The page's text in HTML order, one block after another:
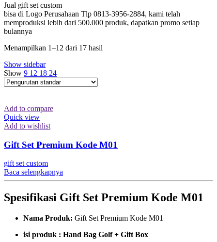
Jual gift set custom
bisa di Logo Perusahaan Tlp 0813-3956-2884, kami telah
memproduksi lebih dari 500.000 produk, dapatkan promo setiap
bulannya
Menampilkan 1–12 dari 17 hasil
Show sidebar
Show 9 12 18 24
Add to compare
Quick view
Add to wishlist
Gift Set Premium Kode M01
gift set custom
Baca selengkapnya
Spesifikasi Gift Set Premium Kode M01
Nama Produk: Gift Set Premium Kode M01
isi produk : Hand Bag Golf + Gift Box